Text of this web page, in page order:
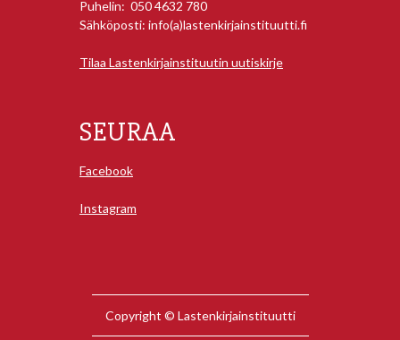
Puhelin: 050 4632 780
Sähköposti: info(a)lastenkirjainstituutti.fi
Tilaa Lastenkirjainstituutin uutiskirje
SEURAA
Facebook
Instagram
Copyright © Lastenkirjainstituutti